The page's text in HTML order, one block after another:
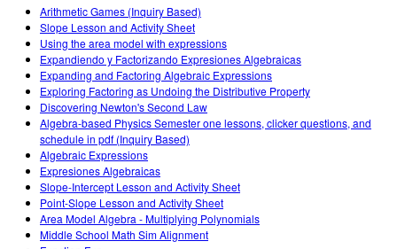
번역된 시뮬레이션
Customizable Sims
Professional Learning with PhET
Teaching with PhET
Data Fluency
STEM Ed의 DEIB
SceneryStack OSE
Impact Report
Arithmetic Games (Inquiry Based)
Slope Lesson and Activity Sheet
Using the area model with expressions
Expandiendo y Factorizando Expresiones Algebraicas
Expanding and Factoring Algebraic Expressions
Exploring Factoring as Undoing the Distributive Property
Discovering Newton's Second Law
Algebra-based Physics Semester one lessons, clicker questions, and
schedule in pdf (Inquiry Based)
Algebraic Expressions
Expresiones Algebraicas
Slope-Intercept Lesson and Activity Sheet
Point-Slope Lesson and Activity Sheet
Area Model Algebra - Multiplying Polynomials
Middle School Math Sim Alignment